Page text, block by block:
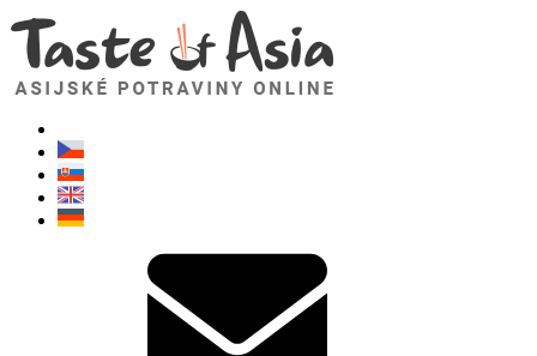
TasteOfAsia.cz
Neváhejte se zeptat. Jsem tady pro vás!